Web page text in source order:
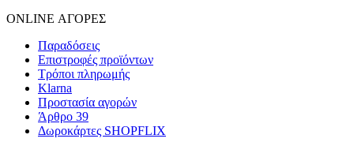
ONLINE ΑΓΟΡΕΣ
Παραδόσεις
Επιστροφές προϊόντων
Τρόποι πληρωμής
Klarna
Προστασία αγορών
Άρθρο 39
Δωροκάρτες SHOPFLIX